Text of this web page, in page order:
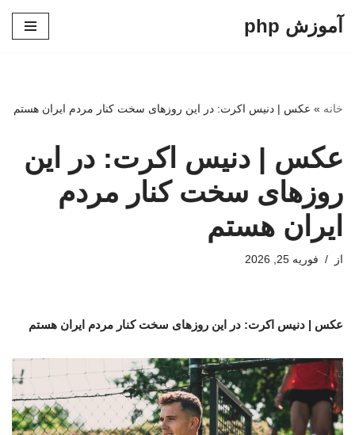
آموزش php
خانه » عکس | دنیس اکرت: در این روزهای سخت کنار مردم ایران هستم
عکس | دنیس اکرت: در این
روزهای سخت کنار مردم
ایران هستم
از فوریه 25, 2026
عکس | دنیس اکرت: در این روزهای سخت کنار مردم ایران هستم